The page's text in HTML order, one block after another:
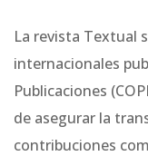
La revista Textual
internacionales
Publicaciones
de asegurar la
contribuciones